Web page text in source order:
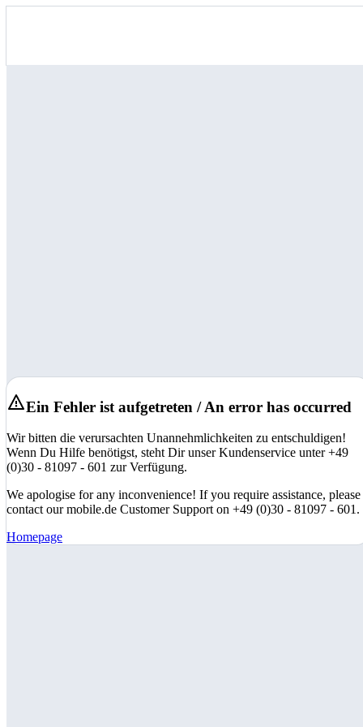
Ein Fehler ist aufgetreten / An error has occurred
Wir bitten die verursachten Unannehmlichkeiten zu entschuldigen!
Wenn Du Hilfe benötigst, steht Dir unser Kundenservice unter +49
(0)30 - 81097 - 601 zur Verfügung.
We apologise for any inconvenience! If you require assistance, please
contact our mobile.de Customer Support on +49 (0)30 - 81097 - 601.
Homepage